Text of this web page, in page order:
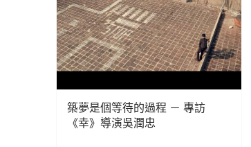
築夢是個等待的過程 － 專訪
《幸》導演吳潤忠